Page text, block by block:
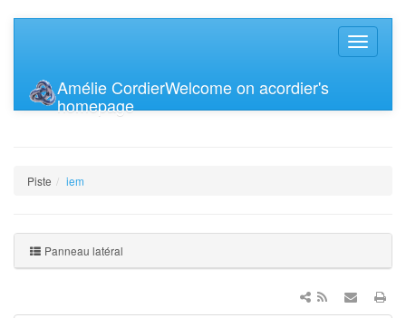
Amélie CordierWelcome on acordier's
homepage
Piste iem
Panneau latéral